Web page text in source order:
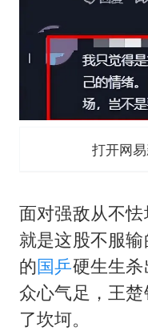
打开网
面对强敌从不怯
就是这股不服
的国乒硬生生
众心气足，王
了坎坷。